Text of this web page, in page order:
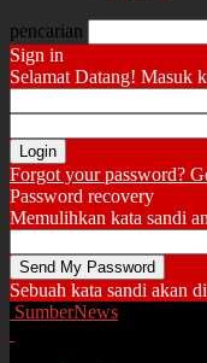
pencarian
Sign in
Selamat Datang! Masuk
Forgot your password?
Password recovery
Memulihkan kata sandi
Sebuah kata sandi akan
SumberNews